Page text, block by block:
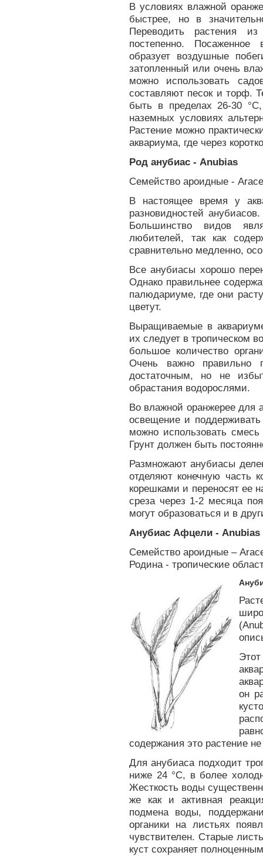
В условиях влажной
быстрее, но в
Переводить растения
постепенно. Посаженное
образует воздушные
затопленный или очень
можно использовать
составляют песок и торф.
быть в пределах 26-30
наземных условиях
Растение можно
аквариума, где через
Род анубиас - Anubias
Семейство ароидные -
В настоящее время у
разновидностей
Большинство видов
любителей, так как
сравнительно медленно,
Все анубиасы хорошо
Однако правильнее
палюдариуме, где они
цветут.
Выращиваемые в
их следует в тропическом
большое количество
Очень важно правильно
достаточным, но не
обрастания водорослями.
Во влажной оранжерее для
освещение и
можно использовать
Грунт должен быть
Размножают анубиасы
отделяют конечную часть
корешками и переносят ее
среза через 1-2 месяца
могут образоваться и в
Анубиас Афцели -
Семейство ароидные –
Родина - тропические
он
содержания это растение
Для анубиаса подходит
ниже 24 °С, в более
Жесткость воды
же как и активная
подмена воды,
органики на листьях
чувствителен. Старые
куст сохраняет